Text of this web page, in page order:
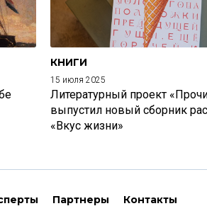
КНИГИ
15 июля 2025
Литературный проект
выпустил новый сборник
«Вкус жизни»
Партнеры Контакты